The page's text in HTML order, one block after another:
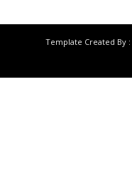
Template Created By :